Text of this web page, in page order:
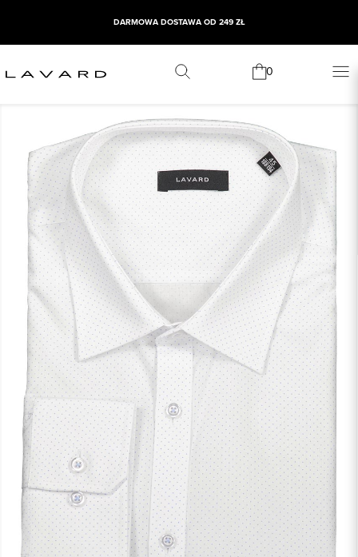
DARMOWA DOSTAWA OD 249 ZŁ
0